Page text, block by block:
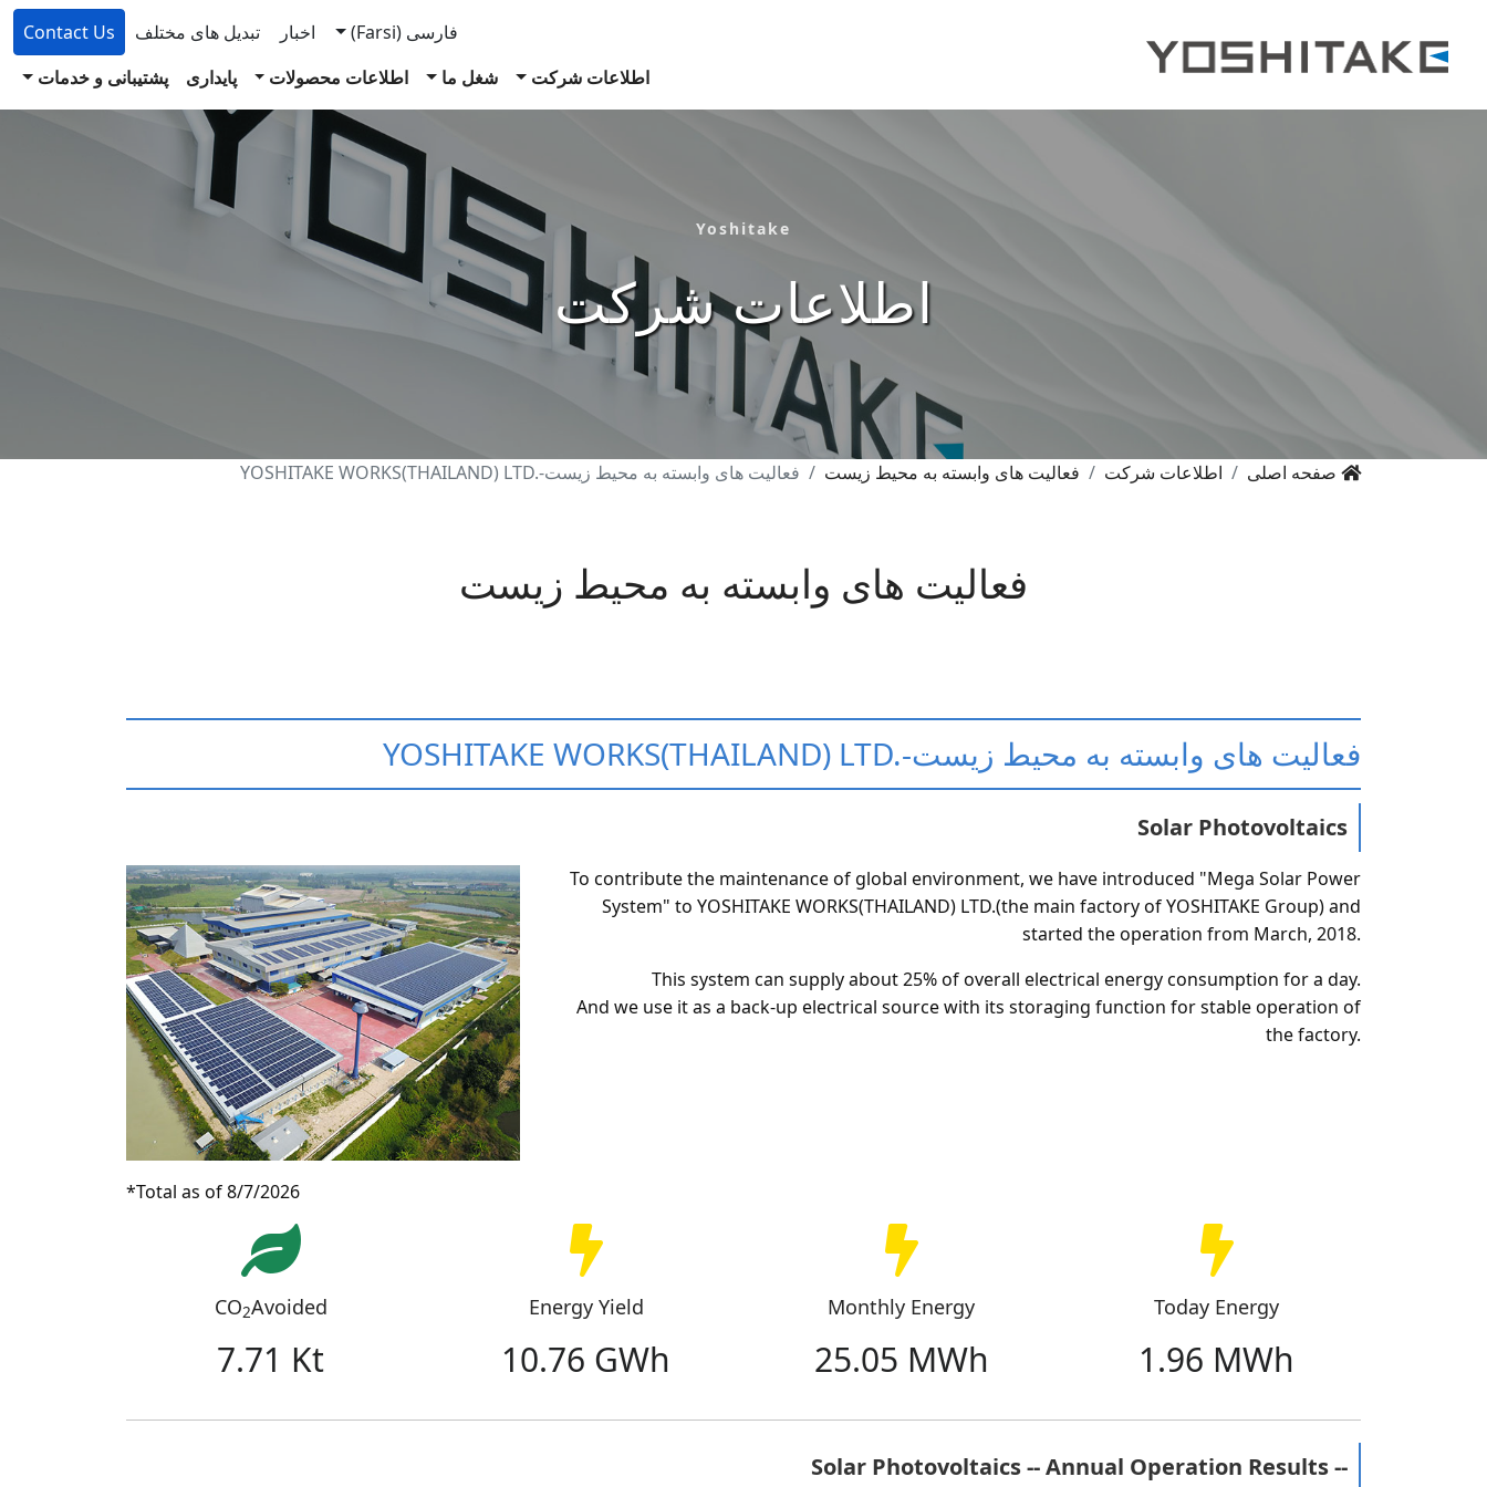
فارسی(Farsi) اخبار تبدیل های مختلف
Contact Us
اطلاعات شرکت
شغل ما اطلاعات محصولات پایداری پشتیبانی و خدمات
Yoshitake
اطلاعات شرکت
صفحه اصلی اطلاعات شرکت فعالیت های وابسته به محیط زیست فعالیت های وابسته به محیط زیست-YOSHITAKE WORKS(THAILAND) LTD.
فعالیت های وابسته به محیط زیست
فعالیت های وابسته به محیط زیست-YOSHITAKE WORKS(THAILAND) LTD.
Solar Photovoltaics
To contribute the maintenance of global environment, we have introduced "Mega Solar Power
System" to YOSHITAKE WORKS(THAILAND) LTD.(the main factory of YOSHITAKE Group) and
started the operation from March, 2018.
This system can supply about 25% of overall electrical energy consumption for a day.
And we use it as a back-up electrical source with its storaging function for stable operation of
the factory.
*Total as of 8/7/2026
Today Energy
1.96 MWh
Monthly Energy
25.05 MWh
Energy Yield
10.76 GWh
CO2Avoided
7.71 Kt
Solar Photovoltaics -- Annual Operation Results --